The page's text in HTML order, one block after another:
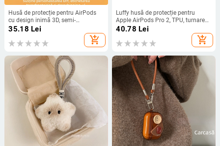
Husă de protecție pentru AirPods
cu design inimă 3D, semi-
transparentă, TPU, fabricată prin
injecție, compatibilă cu AirPods 1/2,
AirPods Pro și AirPods 3.
35.18 Lei
add_shopping_cart
Luffy husă de protecție pentru
Apple AirPods Pro 2, TPU, turnare
prin injecție, stil General
40.78 Lei
add_shopping_cart